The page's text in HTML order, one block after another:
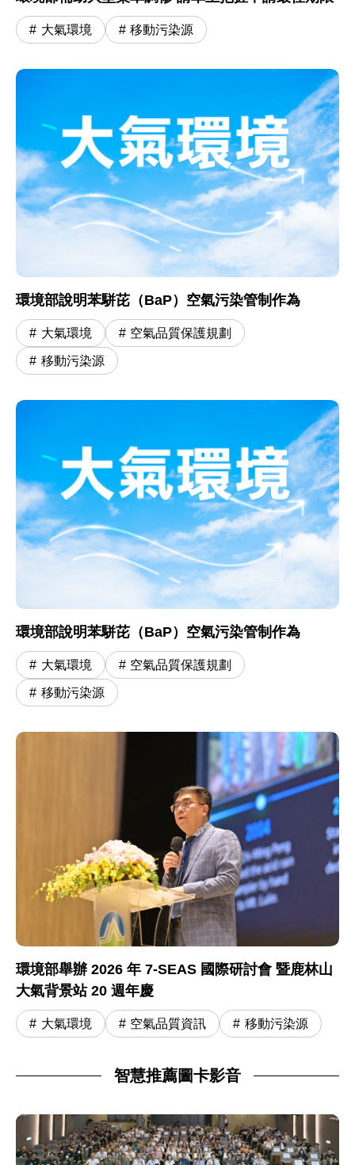
大氣環境 移動污染源
環境部說明苯駢芘（BaP）空氣污染管制作為
大氣環境 空氣品質保護規劃
移動污染源
環境部說明苯駢芘（BaP）空氣污染管制作為
大氣環境 空氣品質保護規劃
移動污染源
環境部舉辦 2026 年 7-SEAS 國際研討會 暨鹿林山
大氣背景站 20 週年慶
大氣環境 空氣品質資訊 移動污染源
智慧推薦圖卡影音